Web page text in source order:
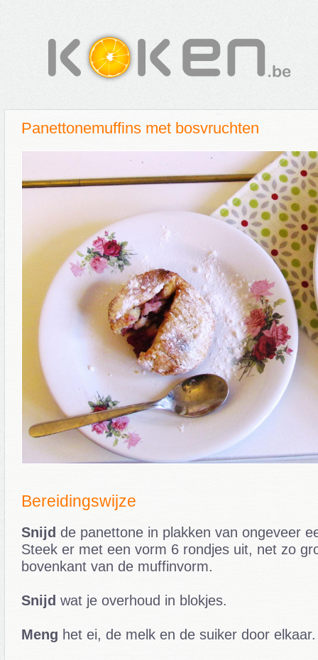
Panettonemuffins met bosvruchten
Bereidingswijze
Snijd de panettone in plakken van ongeveer
Steek er met een vorm 6 rondjes uit, net zo
bovenkant van de muffinvorm.
Snijd wat je overhoud in blokjes.
Meng het ei, de melk en de suiker door elkaar.